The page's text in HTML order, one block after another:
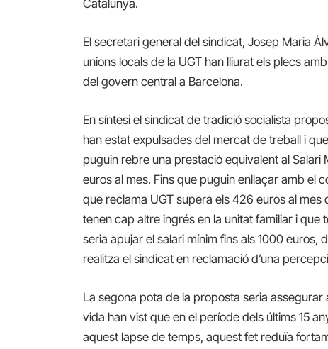
Catalunya.
El secretari general del sindicat, Josep Maria
unions locals de la UGT han lliurat els plecs
del govern central a Barcelona.
En síntesi el sindicat de tradició socialista
han estat expulsades del mercat de treball i
puguin rebre una prestació equivalent al
euros al mes. Fins que puguin enllaçar amb el
que reclama UGT supera els 426 euros al
tenen cap altre ingrés en la unitat familiar i
seria apujar el salari mínim fins als 1000
realitza el sindicat en reclamació d’una
La segona pota de la proposta seria
vida han vist que en el període dels últims 15
aquest lapse de temps, aquest fet reduïa